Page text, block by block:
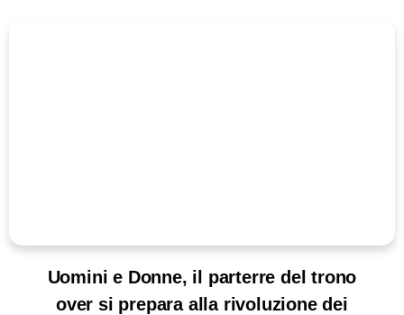
Uomini e Donne, il parterre del trono
over si prepara alla rivoluzione dei